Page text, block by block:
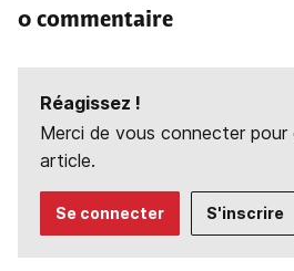
0 commentaire
Réagissez !
Merci de vous connecter
article.
Se connecter S'inscrire